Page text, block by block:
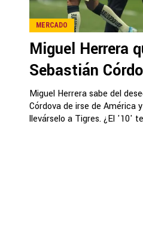
MERCADO
Miguel Herrera
Sebastián
Miguel Herrera sabe del
Córdova de irse de América
llevárselo a Tigres. ¿El '10'